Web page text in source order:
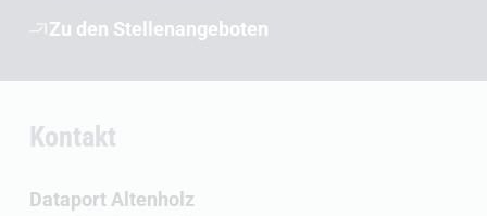
Zu den Stellenangeboten
Kontakt
Dataport Altenholz